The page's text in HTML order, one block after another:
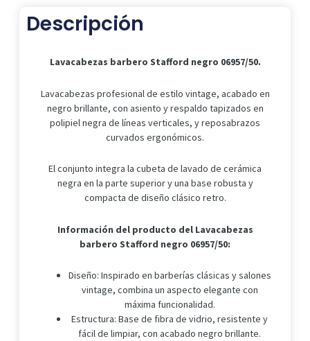
Descripción
Lavacabezas barbero Stafford negro 06957/50.
Lavacabezas profesional de estilo vintage, acabado en
negro brillante, con asiento y respaldo tapizados en
polipiel negra de líneas verticales, y reposabrazos
curvados ergonómicos.
El conjunto integra la cubeta de lavado de cerámica
negra en la parte superior y una base robusta y
compacta de diseño clásico retro.
Información del producto del Lavacabezas
barbero Stafford negro 06957/50:
Diseño: Inspirado en barberías clásicas y salones
vintage, combina un aspecto elegante con
máxima funcionalidad.
Estructura: Base de fibra de vidrio, resistente y
fácil de limpiar, con acabado negro brillante.